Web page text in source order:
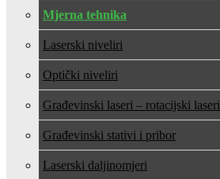
Mjerna tehnika
Laserski niveliri
Optički niveliri
Građevinski laseri – rotacijski laseri
Građevinski stativi i pribor
Laserski daljinomjeri